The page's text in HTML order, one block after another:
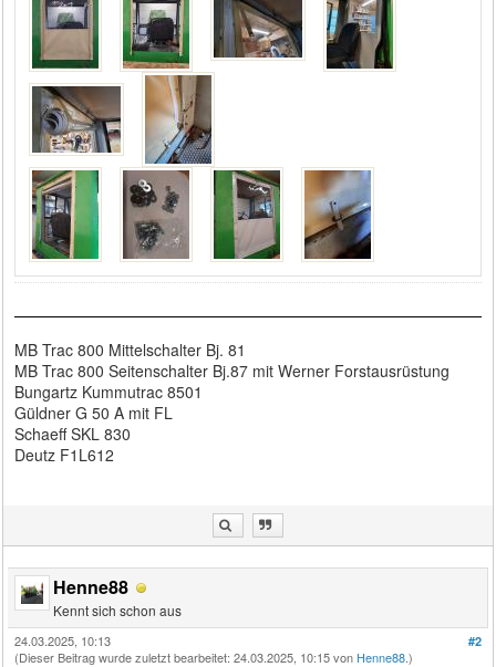
MB Trac 800 Mittelschalter Bj. 81
MB Trac 800 Seitenschalter Bj.87 mit Werner Forstausrüstung
Bungartz Kummutrac 8501
Güldner G 50 A mit FL
Schaeff SKL 830
Deutz F1L612
Henne88
Kennt sich schon aus
#2
24.03.2025, 10:13
(Dieser Beitrag wurde zuletzt bearbeitet: 24.03.2025, 10:15 von Henne88.)